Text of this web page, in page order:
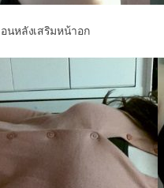
อนหลังเสริมหน้าอก